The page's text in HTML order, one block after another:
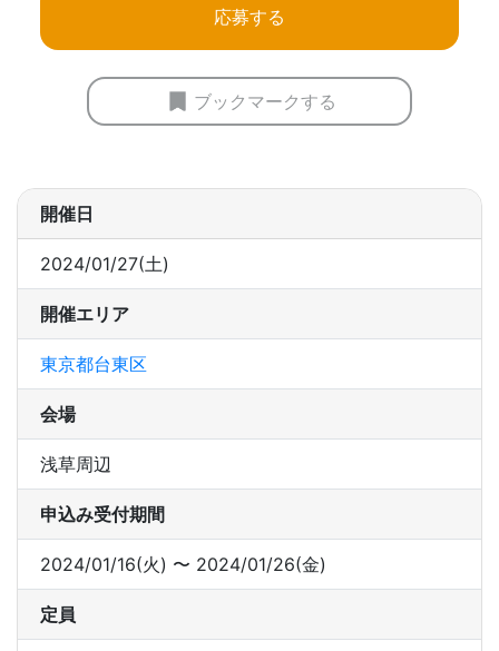
応募する
ブックマークする
開催日
2024/01/27(土)
開催エリア
東京都台東区
会場
浅草周辺
申込み受付期間
2024/01/16(火) 〜 2024/01/26(金)
定員